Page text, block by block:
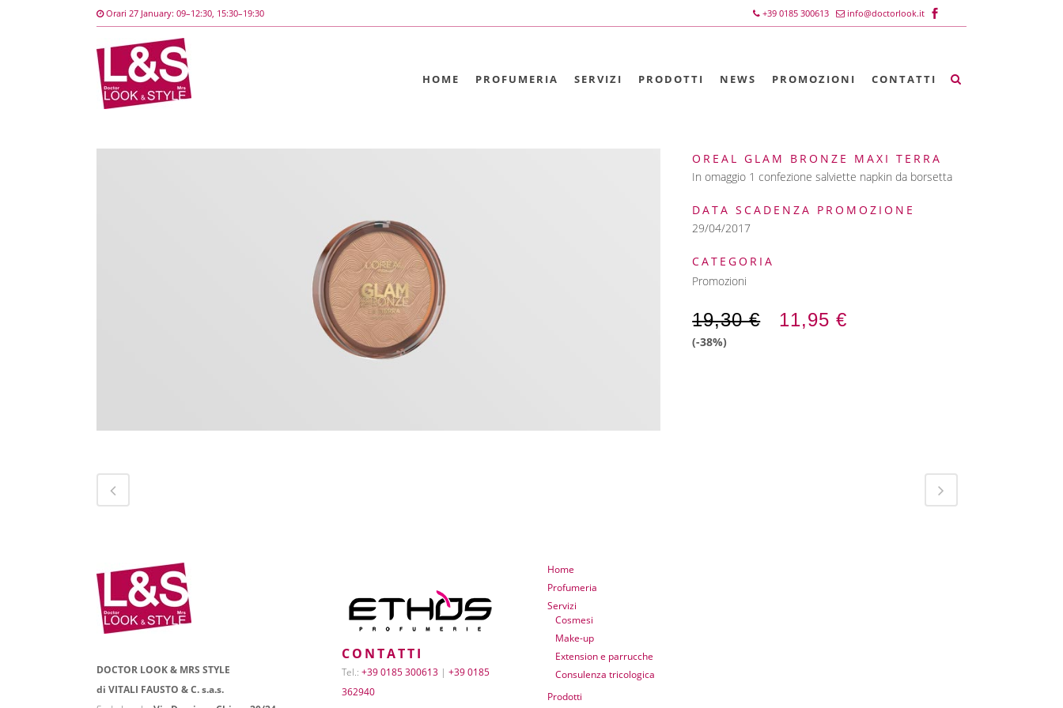
Orari 27 January: 09–12:30, 15:30–19:30 +39 0185 300613 info@doctorlook.it
HOME PROFUMERIA SERVIZI PRODOTTI NEWS PROMOZIONI CONTATTI
OREAL GLAM BRONZE MAXI TERRA
In omaggio 1 confezione salviette napkin da borsetta
DATA SCADENZA PROMOZIONE
29/04/2017
CATEGORIA
Promozioni
19,30 € 11,95 €
(-38%)
DOCTOR LOOK & MRS STYLE
di VITALI FAUSTO & C. s.a.s.
CONTATTI
Tel.: +39 0185 300613 | +39 0185
362940
Home
Profumeria
Servizi
Cosmesi
Make-up
Extension e parrucche
Consulenza tricologica
Prodotti